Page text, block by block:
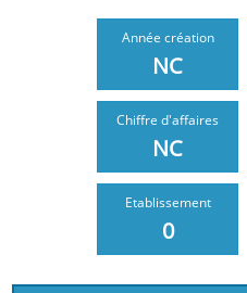
Année création
NC
Chiffre d'affaires
NC
Etablissement
0